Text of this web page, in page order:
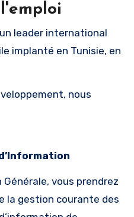
leader international
implanté en Tunisie, en
nous
vous prendrez
la gestion courante des